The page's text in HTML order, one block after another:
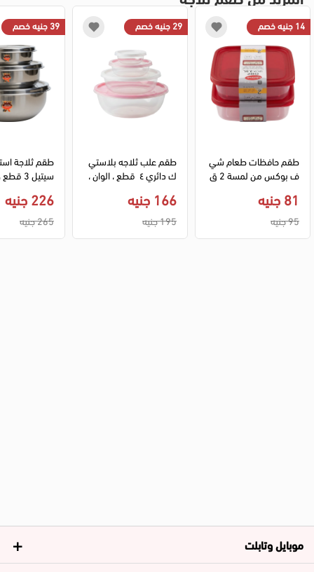
14 جنيه خصم
طقم حافظات طعام شي
ف بوكس من لمسة 2 ق
81 جنيه
95 جنيه
29 جنيه خصم
طقم علب ثلاجه بلاستي
166 جنيه
195 جنيه
39 جنيه خصم
طقم ثلاجة
سيتيل
226 جنيه
265 جنيه
موبايل وتابلت